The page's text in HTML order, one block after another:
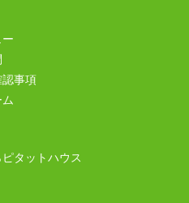
事項
タットハウス